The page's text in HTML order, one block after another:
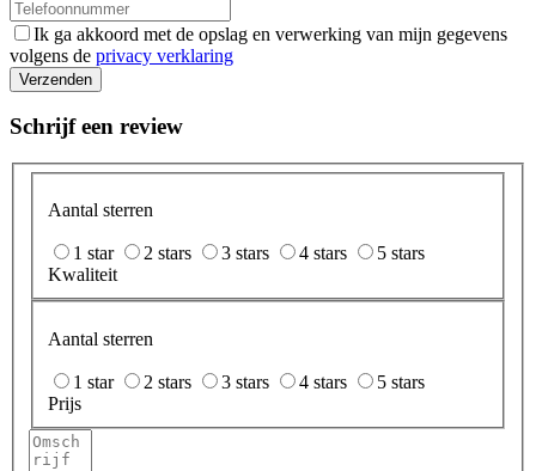
Ik ga akkoord met de opslag en verwerking van mijn gegevens
volgens de privacy verklaring
Verzenden
Schrijf een review
Aantal sterren
1 star 2 stars 3 stars 4 stars
5 stars
Kwaliteit
Aantal sterren
1 star 2 stars 3 stars 4 stars
5 stars
Prijs